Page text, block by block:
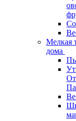
Мелкая
дома